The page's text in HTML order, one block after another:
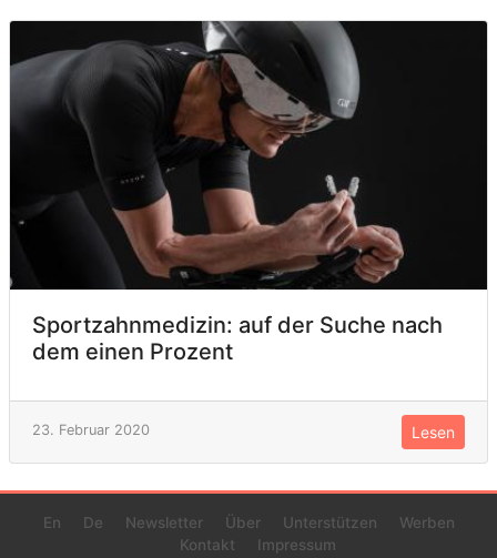
Sportzahnmedizin: auf der Suche nach
dem einen Prozent
23. Februar 2020 Lesen
En De Newsletter Über Unterstützen
Werben
Kontakt
Impressum